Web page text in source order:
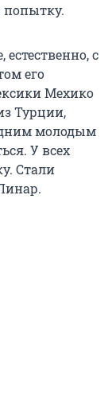
попытку.
с
его
Мехико
Турции,
молодым
У всех
Стали